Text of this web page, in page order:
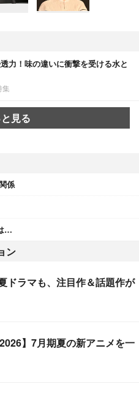
力！味の違いに衝撃を受ける水と
集
見る
係
…
ン
ドラマも、注目作＆話題作が
2026】7月期夏の新アニメを一